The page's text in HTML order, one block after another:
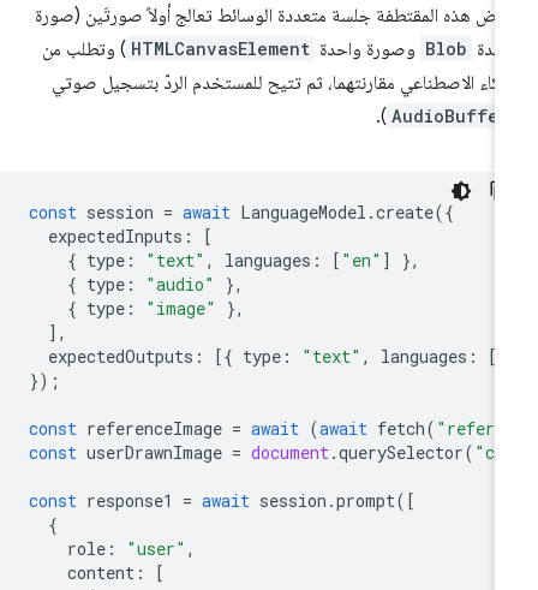
هذه المقتطفة جلسة متعددة الوسائط تعالج أولاً صورتَين (صورة
Blob وصورة واحدة HTMLCanvasElement ) وتطلب من
الاصطناعي مقارنتهما، ثم تتيح للمستخدم الردّ بتسجيل صوتي
AudioBuffer
).
const session = await LanguageModel.create
expectedInputs
{ type : "text", languages : ["en"]
{ type: "audio"
{ type : "image"
expectedOutputs: [{ type : "text", languages
const referenceImage = await (await fetch(
const userDrawnImage = document.querySelector(
const response1 = await session.prompt
role: "user"
content